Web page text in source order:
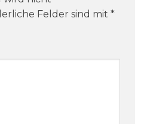
Felder sind mit *